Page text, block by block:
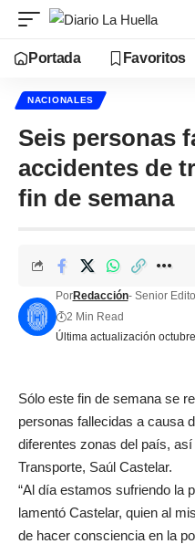
Portada Favoritos
NACIONALES
Seis personas
accidentes de
fin de semana
Última actualización
PorRedacción- Senior
2 Min Read
Sólo este fin de semana se
personas fallecidas a causa
diferentes zonas del país,
Transporte, Saúl Castelar.
“Al día estamos sufriendo la
lamentó Castelar, quien al
de hacer consciencia en la